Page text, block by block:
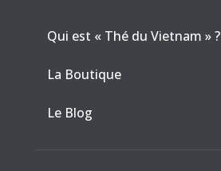
Qui est « Thé du Vietnam » ?
La Boutique
Le Blog